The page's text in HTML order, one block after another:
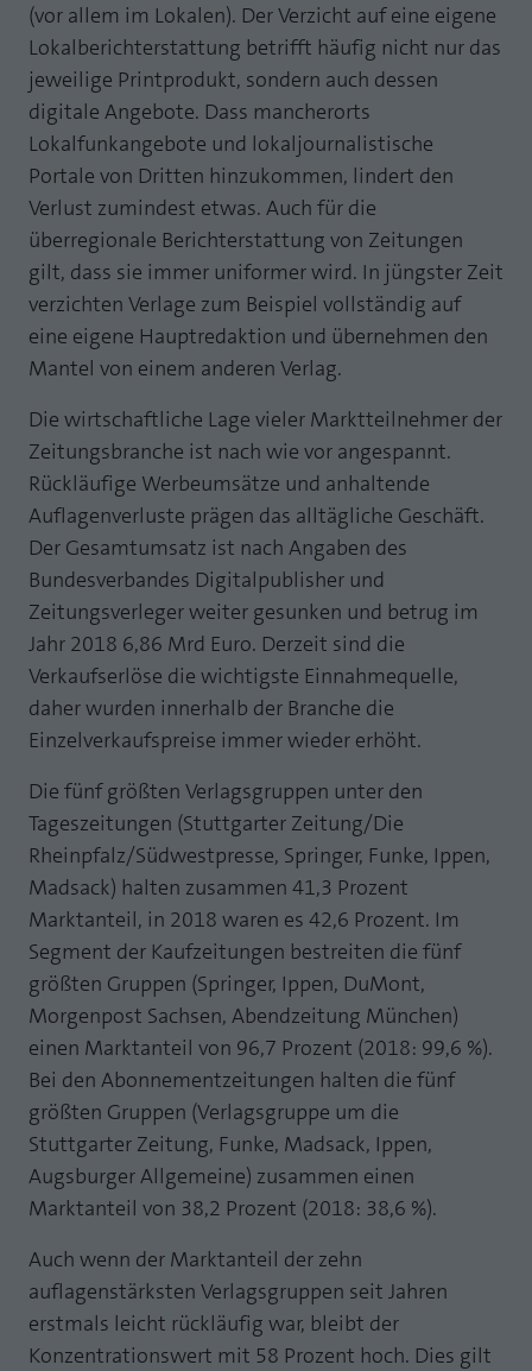
(vor allem im Lokalen). Der Verzicht auf eine eigene
Lokalberichterstattung betrifft häufig nicht nur das
jeweilige Printprodukt, sondern auch dessen
digitale Angebote. Dass mancherorts
Lokalfunkangebote und lokaljournalistische
Portale von Dritten hinzukommen, lindert den
Verlust zumindest etwas. Auch für die
überregionale Berichterstattung von Zeitungen
gilt, dass sie immer uniformer wird. In jüngster Zeit
verzichten Verlage zum Beispiel vollständig auf
eine eigene Hauptredaktion und übernehmen den
Mantel von einem anderen Verlag.
Die wirtschaftliche Lage vieler Marktteilnehmer der
Zeitungsbranche ist nach wie vor angespannt.
Rückläufige Werbeumsätze und anhaltende
Auflagenverluste prägen das alltägliche Geschäft.
Der Gesamtumsatz ist nach Angaben des
Bundesverbandes Digitalpublisher und
Zeitungsverleger weiter gesunken und betrug im
Jahr 2018 6,86 Mrd Euro. Derzeit sind die
Verkaufserlöse die wichtigste Einnahmequelle,
daher wurden innerhalb der Branche die
Einzelverkaufspreise immer wieder erhöht.
Die fünf größten Verlagsgruppen unter den
Tageszeitungen (Stuttgarter Zeitung/Die
Rheinpfalz/Südwestpresse, Springer, Funke, Ippen,
Madsack) halten zusammen 41,3 Prozent
Marktanteil, in 2018 waren es 42,6 Prozent. Im
Segment der Kaufzeitungen bestreiten die fünf
größten Gruppen (Springer, Ippen, DuMont,
Morgenpost Sachsen, Abendzeitung München)
einen Marktanteil von 96,7 Prozent (2018: 99,6 %).
Bei den Abonnementzeitungen halten die fünf
größten Gruppen (Verlagsgruppe um die
Stuttgarter Zeitung, Funke, Madsack, Ippen,
Augsburger Allgemeine) zusammen einen
Marktanteil von 38,2 Prozent (2018: 38,6 %).
Auch wenn der Marktanteil der zehn
auflagenstärksten Verlagsgruppen seit Jahren
erstmals leicht rückläufig war, bleibt der
Konzentrationswert mit 58 Prozent hoch. Dies gilt
Zweck
Dieses Cookie ist ein Standard-Session-
Cookie von TYPO3. Es speichert im Falle
eines Benutzer-Logins die Session ID
mithilfe derer der eingeloggte User
geschützten Bereichen zu gewähren.
Name PHPSESSID
Anbieter php
Laufzeit Ende der Sitzung
Zweck PHPs Standard Sitzungs Identifikation
Name atidvisitor
AT INTERNET
Laufzeit 1 Jahr
Zweck
Cookie von AT INTERNET zur Steuerung der
erweiterten Script- und Ereignisbehandlung
Name atuserid
AT INTERNET
Laufzeit 1 Jahr
Cookie von AT INTERNET zur Steuerung der
erweiterten Script- und Ereignisbehandlung
Cookie-Informationen anzeigen